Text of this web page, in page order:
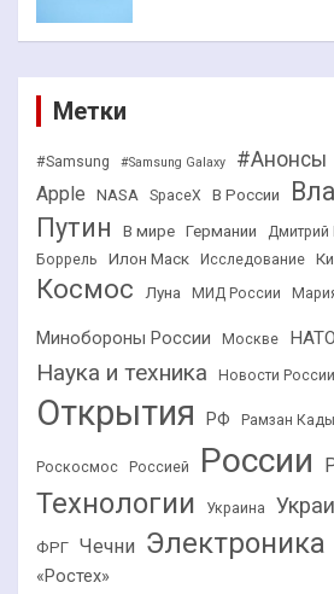
Метки
#Samsung #Samsung Galaxy #Анонсы
Apple NASA SpaceX В России
Путин
В мире Германии Дмитрий
Боррель
Илон Маск Исследование
Космос Луна МИД России
Минобороны России Москве НАТО
Наука и техника Новости России
Открытия РФ Рамзан
Роскосмос Россией России
Технологии Украина
ФРГ Чечни Электроника
«Ростех»